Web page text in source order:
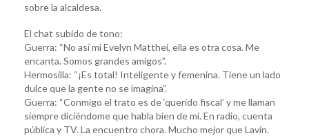
sobre la alcaldesa.
El chat subido de tono:
Guerra: “No así mi Evelyn Matthei, ella es otra cosa. Me
encanta. Somos grandes amigos”.
Hermosilla: “¡Es total! Inteligente y femenina. Tiene un lado
dulce que la gente no se imagina”.
Guerra: “Conmigo el trato es de ‘querido fiscal’ y me llaman
siempre diciéndome que habla bien de mí. En radio, cuenta
pública y TV. La encuentro chora. Mucho mejor que Lavín.